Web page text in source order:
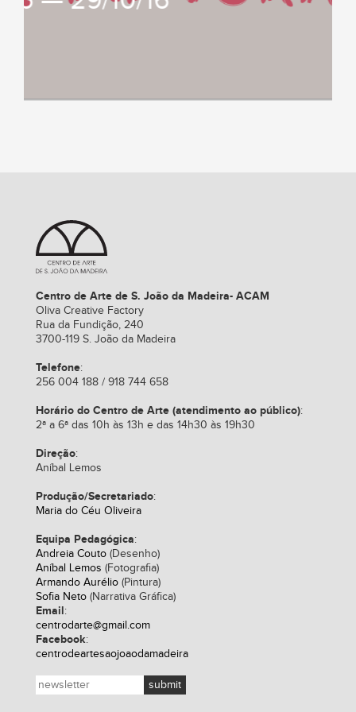
Centro de Arte de S. João da Madeira- ACAM
Oliva Creative Factory
Rua da Fundição, 240
3700-119 S. João da Madeira
Telefone:
256 004 188 / 918 744 658
Horário do Centro de Arte (atendimento ao público):
2ª a 6ª das 10h às 13h e das 14h30 às 19h30
Direção:
Aníbal Lemos
Produção/Secretariado:
Maria do Céu Oliveira
Equipa Pedagógica:
Andreia Couto (Desenho)
Aníbal Lemos (Fotografia)
Armando Aurélio (Pintura)
Sofia Neto (Narrativa Gráfica)
Email:
centrodarte@gmail.com
Facebook:
centrodeartesaojoaodamadeira